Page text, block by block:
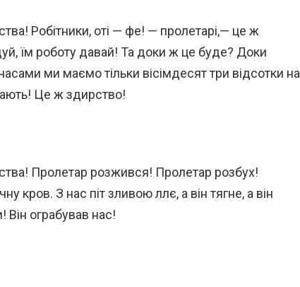
Робітники, оті — фе! — пролетарі,— це ж
їм роботу давай! Та доки ж це буде? Доки
ми маємо тільки вісімдесят три відсотки на
Це ж здирство!
Пролетар розжився! Пролетар розбух!
кров. З нас піт зливою ллє, а він тягне, а він
Він ограбував нас!